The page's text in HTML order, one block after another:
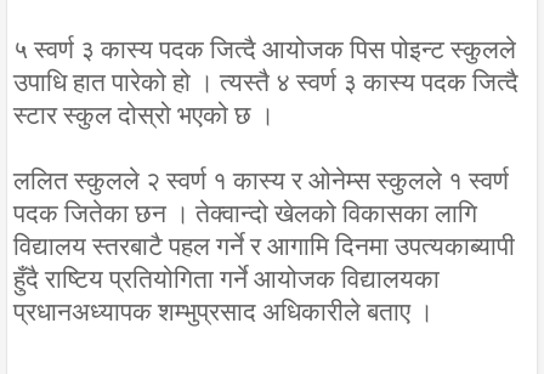
५ स्वर्ण ३ कास्य पदक जित्दै आयोजक पिस पोइन्ट स्कुलले
उपाधि हात पारेको हो । त्यस्तै ४ स्वर्ण ३ कास्य पदक जित्दै
स्टार स्कुल दोस्रो भएको छ ।
ललित स्कुलले २ स्वर्ण १ कास्य र ओनेम्स स्कुलले १ स्वर्ण
पदक जितेका छन । तेक्वान्दो खेलको विकासका लागि
विद्यालय स्तरबाटै पहल गर्ने र आगामि दिनमा उपत्यकाब्यापी
हुँदै राष्टिय प्रतियोगिता गर्ने आयोजक विद्यालयका
प्रधानअध्यापक शम्भुप्रसाद अधिकारीले बताए ।